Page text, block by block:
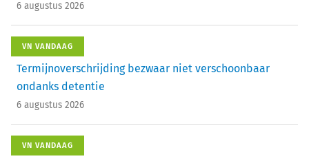
6 augustus 2026
VN VANDAAG
Termijnoverschrijding bezwaar niet verschoonbaar
ondanks detentie
6 augustus 2026
VN VANDAAG